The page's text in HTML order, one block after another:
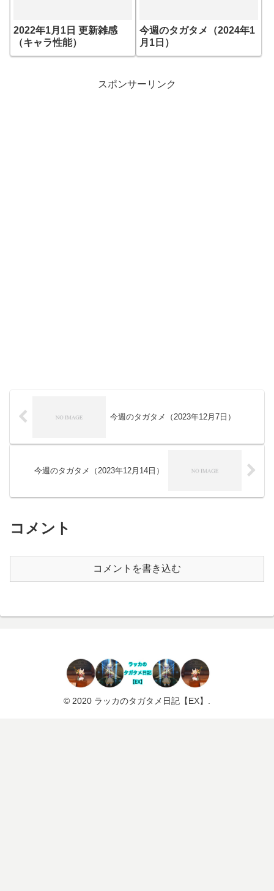
2022年1月1日 更新雑感
（キャラ性能）
今週のタガタメ（2024年1
月1日）
スポンサーリンク
今週のタガタメ（2023年12月7日）
今週のタガタメ（2023年12月14日）
コメント
コメントを書き込む
© 2020 ラッカのタガタメ日記【EX】.